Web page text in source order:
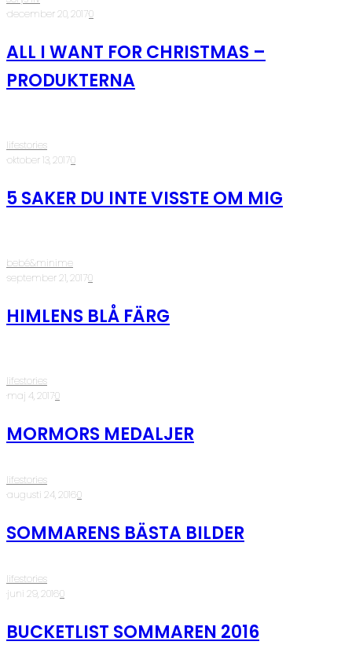
·december 20, 2017·0
ALL I WANT FOR CHRISTMAS –
PRODUKTERNA
lifestories
·oktober 13, 2017·0
5 SAKER DU INTE VISSTE OM MIG
bebé&minime
·september 21, 2017·0
HIMLENS BLÅ FÄRG
lifestories
·maj 4, 2017·0
MORMORS MEDALJER
lifestories
·augusti 24, 2016·0
SOMMARENS BÄSTA BILDER
lifestories
·juni 29, 2016·0
BUCKETLIST SOMMAREN 2016